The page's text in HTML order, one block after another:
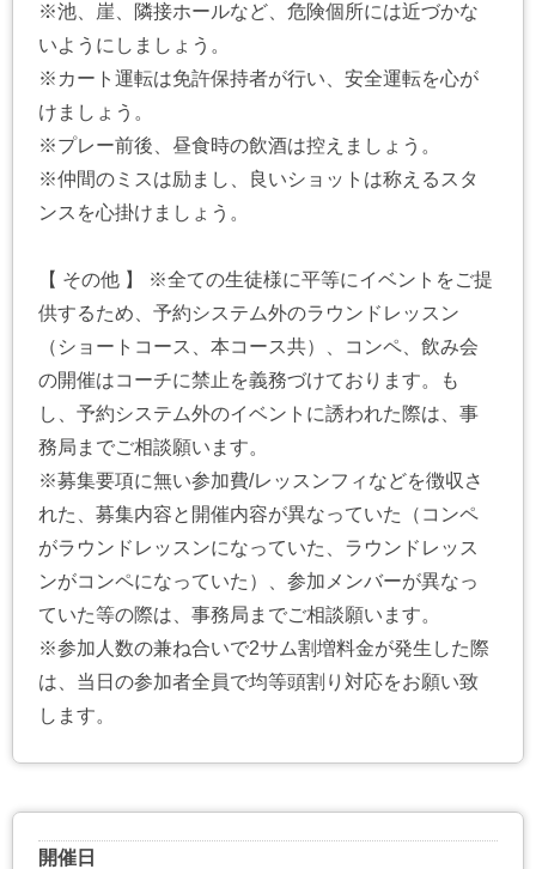
※池、崖、隣接ホールなど、危険個所には近づかな
いようにしましょう。
※カート運転は免許保持者が行い、安全運転を心が
けましょう。
※プレー前後、昼食時の飲酒は控えましょう。
※仲間のミスは励まし、良いショットは称えるスタ
ンスを心掛けましょう。
【 その他 】 ※全ての生徒様に平等にイベントをご提
供するため、予約システム外のラウンドレッスン
（ショートコース、本コース共）、コンペ、飲み会
の開催はコーチに禁止を義務づけております。も
し、予約システム外のイベントに誘われた際は、事
務局までご相談願います。
※募集要項に無い参加費/レッスンフィなどを徴収さ
れた、募集内容と開催内容が異なっていた（コンペ
がラウンドレッスンになっていた、ラウンドレッス
ンがコンペになっていた）、参加メンバーが異なっ
ていた等の際は、事務局までご相談願います。
※参加人数の兼ね合いで2サム割増料金が発生した際
は、当日の参加者全員で均等頭割り対応をお願い致
します。
開催日